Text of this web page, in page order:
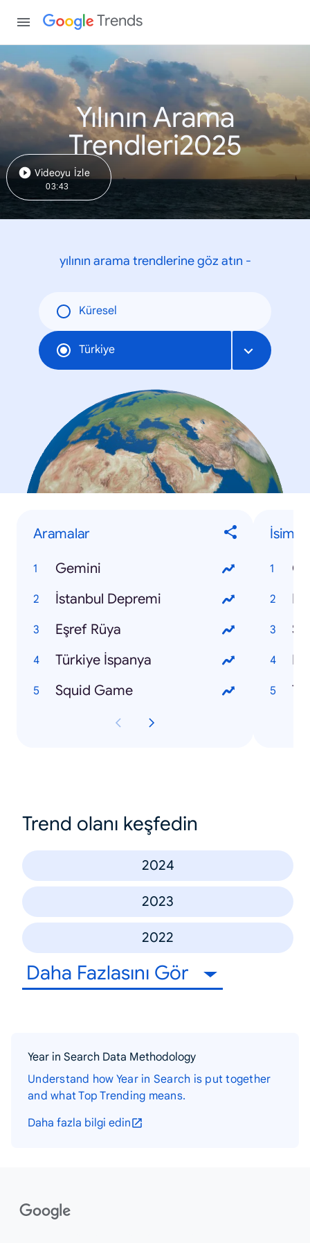
Trends
Yılının Arama
Trendleri2025
Videoyu İzle
03:43
yılının arama trendlerine göz atın -
Küresel
Türkiye
Aramalar
Gemini
İstanbul Depremi
Eşref Rüya
Türkiye İspanya
Squid Game
İsimler
Trend olanı keşfedin
2024
2023
2022
Daha Fazlasını Gör
Year in Search Data Methodology
Understand how Year in Search is put together
and what Top Trending means.
Daha fazla bilgi edin